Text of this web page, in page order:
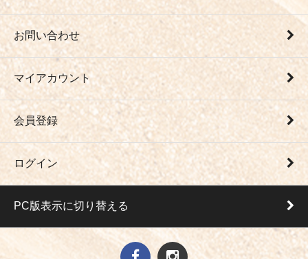
お問い合わせ
マイアカウント
会員登録
ログイン
PC版表示に切り替える